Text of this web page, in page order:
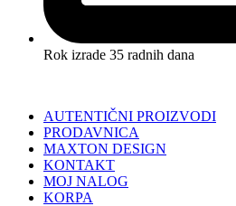
Rok izrade 35 radnih dana
AUTENTIČNI PROIZVODI
PRODAVNICA
MAXTON DESIGN
KONTAKT
MOJ NALOG
KORPA